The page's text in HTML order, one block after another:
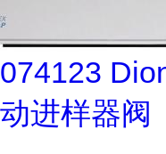
074123
动进样器阀